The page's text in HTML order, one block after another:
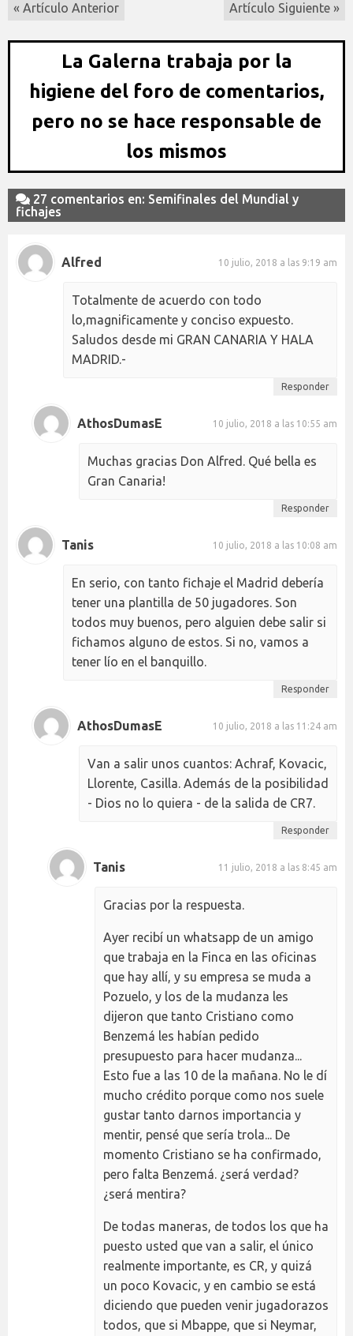
« Artículo Anterior Artículo Siguiente »
La Galerna trabaja por la
higiene del foro de comentarios,
pero no se hace responsable de
los mismos
27 comentarios en: Semifinales del Mundial y
fichajes
Alfred 10 julio, 2018 a las 9:19 am
Totalmente de acuerdo con todo
lo,magnificamente y conciso expuesto.
Saludos desde mi GRAN CANARIA Y HALA
MADRID.-
Responder
AthosDumasE 10 julio, 2018 a las 10:55 am
Muchas gracias Don Alfred. Qué bella es
Gran Canaria!
Responder
Tanis 10 julio, 2018 a las 10:08 am
En serio, con tanto fichaje el Madrid debería
tener una plantilla de 50 jugadores. Son
todos muy buenos, pero alguien debe salir si
fichamos alguno de estos. Si no, vamos a
tener lío en el banquillo.
Responder
AthosDumasE 10 julio, 2018 a las 11:24 am
Van a salir unos cuantos: Achraf, Kovacic,
Llorente, Casilla. Además de la posibilidad
- Dios no lo quiera - de la salida de CR7.
Responder
Tanis 11 julio, 2018 a las 8:45 am
Gracias por la respuesta.
Ayer recibí un whatsapp de un amigo
que trabaja en la Finca en las oficinas
que hay allí, y su empresa se muda a
Pozuelo, y los de la mudanza les
dijeron que tanto Cristiano como
Benzemá les habían pedido
presupuesto para hacer mudanza...
Esto fue a las 10 de la mañana. No le dí
mucho crédito porque como nos suele
gustar tanto darnos importancia y
mentir, pensé que sería trola... De
momento Cristiano se ha confirmado,
pero falta Benzemá. ¿será verdad?
¿será mentira?
De todas maneras, de todos los que ha
puesto usted que van a salir, el único
realmente importante, es CR, y quizá
un poco Kovacic, y en cambio se está
diciendo que pueden venir jugadorazos
todos, que si Mbappe, que si Neymar,